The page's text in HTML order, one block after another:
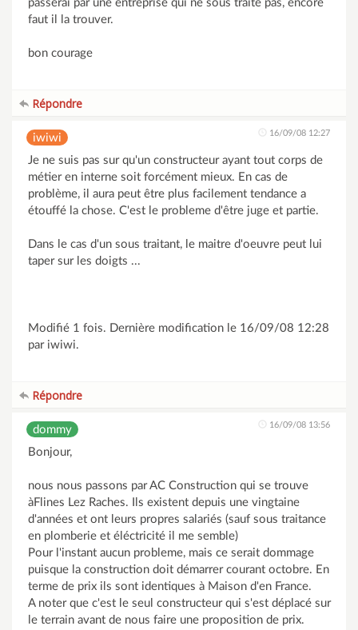
passerai par une entreprise qui ne sous traite pas, encore
faut il la trouver.
bon courage
Répondre
iwiwi 16/09/08 12:27
Je ne suis pas sur qu'un constructeur ayant tout corps de
métier en interne soit forcément mieux. En cas de
problème, il aura peut être plus facilement tendance a
étouffé la chose. C'est le probleme d'être juge et partie.
Dans le cas d'un sous traitant, le maitre d'oeuvre peut lui
taper sur les doigts ...
Modifié 1 fois. Dernière modification le 16/09/08 12:28
par iwiwi.
Répondre
dommy 16/09/08 13:56
Bonjour,
nous nous passons par AC Construction qui se trouve
àFlines Lez Raches. Ils existent depuis une vingtaine
d'années et ont leurs propres salariés (sauf sous traitance
en plomberie et éléctricité il me semble)
Pour l'instant aucun probleme, mais ce serait dommage
puisque la construction doit démarrer courant octobre. En
terme de prix ils sont identiques à Maison d'en France.
A noter que c'est le seul constructeur qui s'est déplacé sur
le terrain avant de nous faire une proposition de prix.